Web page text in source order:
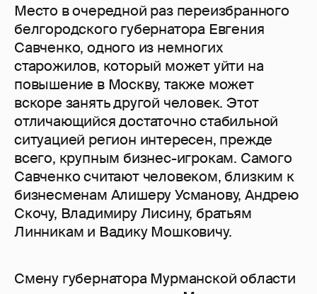
Место в очередной раз переизбранного
белгородского губернатора Евгения
Савченко, одного из немногих
старожилов, который может уйти на
повышение в Москву, также может
вскоре занять другой человек. Этот
отличающийся достаточно стабильной
ситуацией регион интересен, прежде
всего, крупным бизнес-игрокам. Самого
Савченко считают человеком, близким к
бизнесменам Алишеру Усманову, Андрею
Скочу, Владимиру Лисину, братьям
Линникам и Вадику Мошковичу.
Смену губернатора Мурманской области